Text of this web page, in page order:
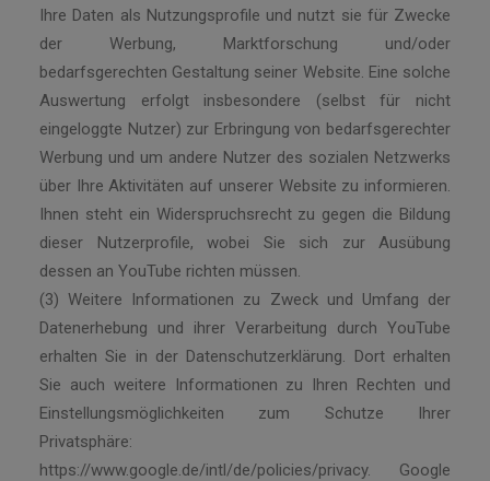
Ihre Daten als Nutzungsprofile und nutzt sie für Zwecke
der Werbung, Marktforschung und/oder
bedarfsgerechten Gestaltung seiner Website. Eine solche
Auswertung erfolgt insbesondere (selbst für nicht
eingeloggte Nutzer) zur Erbringung von bedarfsgerechter
Werbung und um andere Nutzer des sozialen Netzwerks
über Ihre Aktivitäten auf unserer Website zu informieren.
Ihnen steht ein Widerspruchsrecht zu gegen die Bildung
dieser Nutzerprofile, wobei Sie sich zur Ausübung
dessen an YouTube richten müssen.
(3) Weitere Informationen zu Zweck und Umfang der
Datenerhebung und ihrer Verarbeitung durch YouTube
erhalten Sie in der Datenschutzerklärung. Dort erhalten
Sie auch weitere Informationen zu Ihren Rechten und
Einstellungsmöglichkeiten zum Schutze Ihrer
Privatsphäre:
https://www.google.de/intl/de/policies/privacy. Google